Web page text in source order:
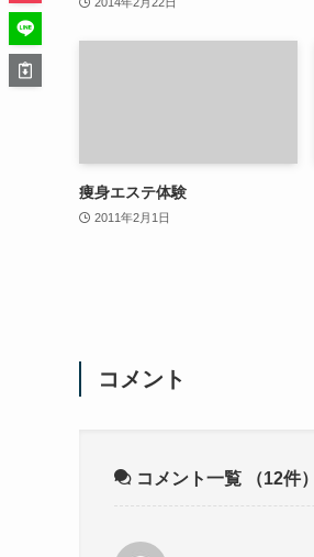
痩身エステ体験
2011年2月1日
コメント
コメント一覧 （12件）